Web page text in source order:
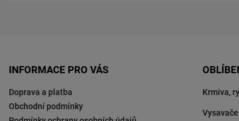
INFORMACE PRO VÁS
Doprava a platba
Obchodní podmínky
Krmiva,